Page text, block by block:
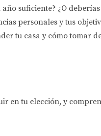
suficiente? ¿O
personales y tus
tu casa y cómo tomar
en tu elección, y